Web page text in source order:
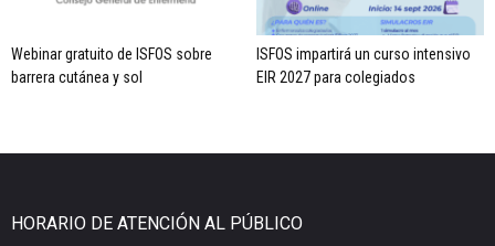
Webinar gratuito de ISFOS sobre
barrera cutánea y sol
ISFOS impartirá un curso intensivo
EIR 2027 para colegiados
HORARIO DE ATENCIÓN AL PÚBLICO